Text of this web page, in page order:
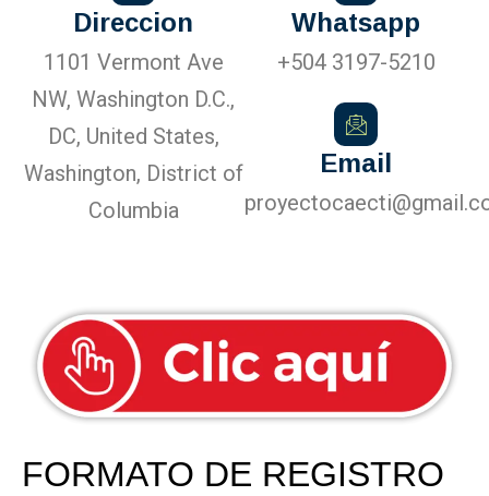
Direccion
1101 Vermont Ave
NW, Washington D.C.,
DC, United States,
Washington, District of
Columbia
Whatsapp
+504 3197-5210
Email